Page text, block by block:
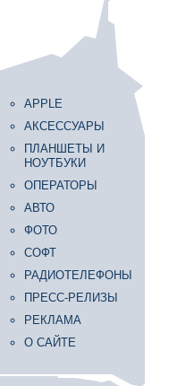
APPLE
АКСЕССУАРЫ
ПЛАНШЕТЫ И
НОУТБУКИ
ОПЕРАТОРЫ
АВТО
ФОТО
СОФТ
РАДИОТЕЛЕФОНЫ
ПРЕСС-РЕЛИЗЫ
РЕКЛАМА
О САЙТЕ